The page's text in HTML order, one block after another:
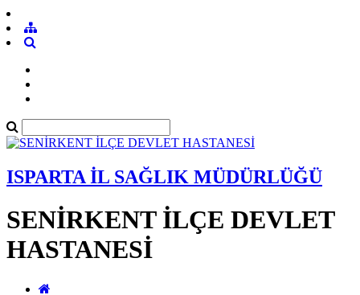
ISPARTA İL SAĞLIK MÜDÜRLÜĞÜ
SENİRKENT İLÇE DEVLET
HASTANESİ